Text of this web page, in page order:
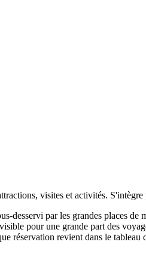
visites et activités.
desservi par les grandes places
pour une grande part des
réservation revient dans le